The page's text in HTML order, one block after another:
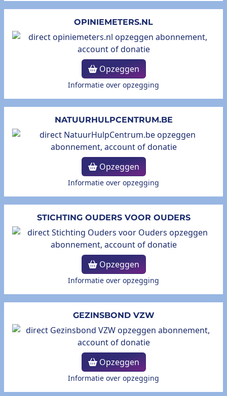
OPINIEMETERS.NL
Opzeggen
Informatie over opzegging
NATUURHULPCENTRUM.BE
Opzeggen
Informatie over opzegging
STICHTING OUDERS VOOR OUDERS
Opzeggen
Informatie over opzegging
GEZINSBOND VZW
Opzeggen
Informatie over opzegging